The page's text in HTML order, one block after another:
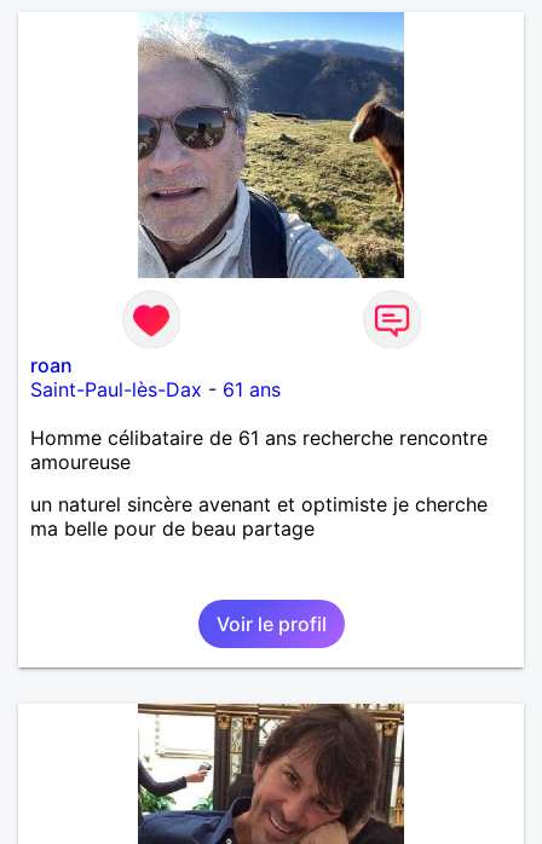
roan
Saint-Paul-lès-Dax - 61 ans
Homme célibataire de 61 ans recherche rencontre
amoureuse
un naturel sincère avenant et optimiste je cherche
ma belle pour de beau partage
Voir le profil